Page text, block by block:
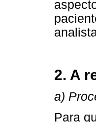
2. A
a)
Para